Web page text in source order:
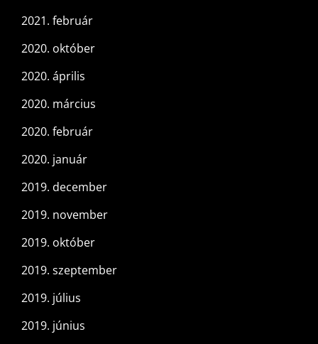
2021. február
2020. október
2020. április
2020. március
2020. február
2020. január
2019. december
2019. november
2019. október
2019. szeptember
2019. július
2019. június